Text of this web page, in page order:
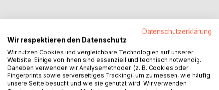
Auf die Merkliste
Titel bewerten
Datenschutzerklärung
Wir respektieren den Datenschutz
Wir nutzen Cookies und vergleichbare Technologien auf unserer
Website. Einige von ihnen sind essenziell und technisch notwendig.
Daneben verwenden wir Analysemethoden (z. B. Cookies oder
Fingerprints sowie serverseitiges Tracking), um zu messen, wie häufig
unsere Seite besucht und wie sie genutzt wird. Wir verwenden